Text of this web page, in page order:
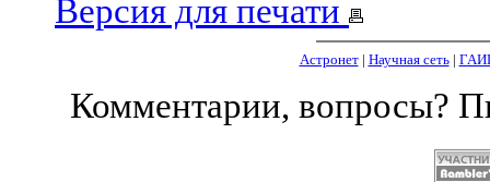
Версия для печати
Астронет| Научная сеть|
Комментарии, вопросы?